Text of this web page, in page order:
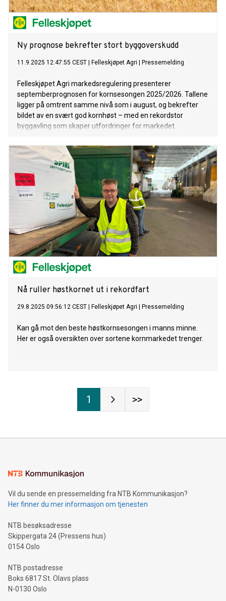
Ny prognose bekrefter stort byggoverskudd
11.9.2025 12:47:55 CEST Felleskjøpet Agri Pressemelding
Felleskjøpet Agri markedsregulering presenterer
septemberprognosen for kornsesongen 2025/2026. Tallene
ligger på omtrent samme nivå som i august, og bekrefter
bildet av en svært god kornhøst – med en rekordstor
byggavling som skaper utfordringer for markedet.
Nå ruller høstkornet ut i rekordfart
29.8.2025 09:56:12 CEST Felleskjøpet Agri Pressemelding
Kan gå mot den beste høstkornsesongen i manns minne.
Her er også oversikten over sortene kornmarkedet trenger.
1 >>
Vil du sende en pressemelding fra NTB Kommunikasjon?
Her finner du mer informasjon om tjenesten
NTB besøksadresse
Skippergata 24 (Pressens hus)
0154 Oslo
NTB postadresse
Boks 6817 St. Olavs plass
N-0130 Oslo